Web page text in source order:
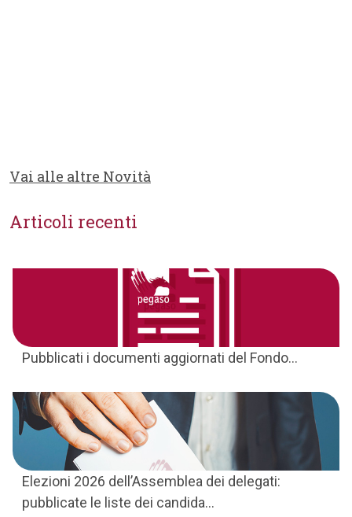
Vai alle altre Novità
Articoli recenti
Pubblicati i documenti aggiornati del Fondo...
Elezioni 2026 dell’Assemblea dei delegati:
pubblicate le liste dei candida...